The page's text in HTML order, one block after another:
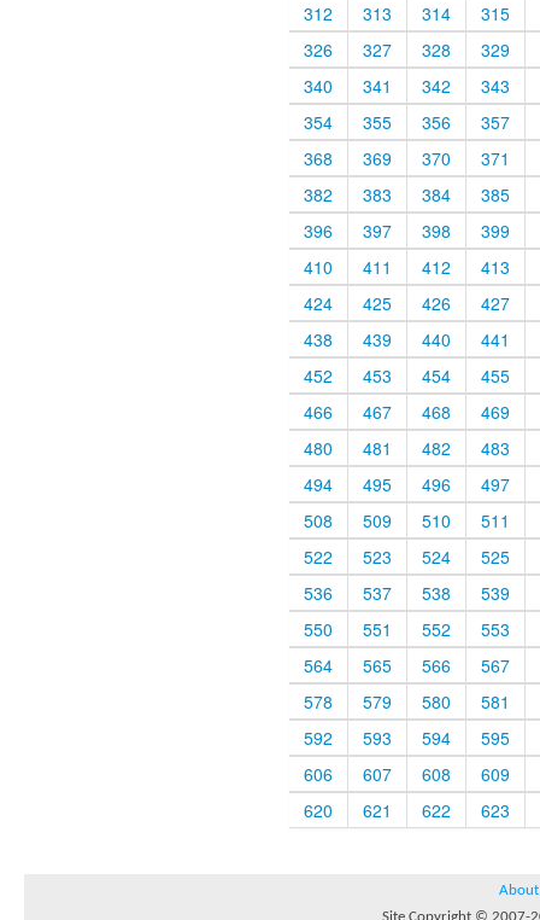
312
313 314
315
326
327 328
329
340
341 342
343
354
355 356
357
368
369 370
371
382
383 384
385
396
397 398
399
410
411 412
413
424
425 426
427
438
439 440
441
452
453 454
455
466
467 468
469
480
481 482
483
494
495 496
497
508
509 510
511
522
523 524
525
536
537 538
539
550
551 552
553
564
565 566
567
578
579 580
581
592
593 594
595
606
607 608
609
620
621 622 623
About